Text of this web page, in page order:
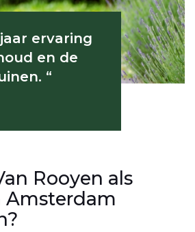
ervaring
en de
“
Rooyen als